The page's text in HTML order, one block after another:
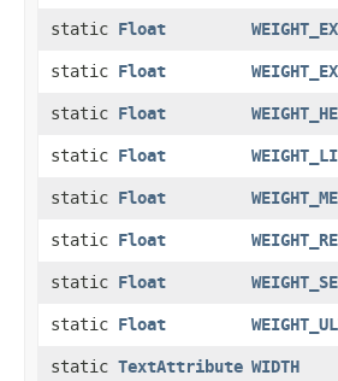
static Float
static Float
static Float
static Float
static Float
static Float
static Float
static Float
static TextAttribute WIDTH